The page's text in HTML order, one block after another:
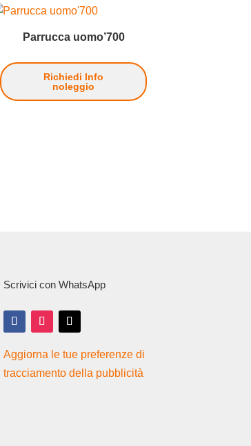
Parrucca uomo’700
Richiedi Info
noleggio
Scrivici con WhatsApp
Aggiorna le tue preferenze di
tracciamento della pubblicità